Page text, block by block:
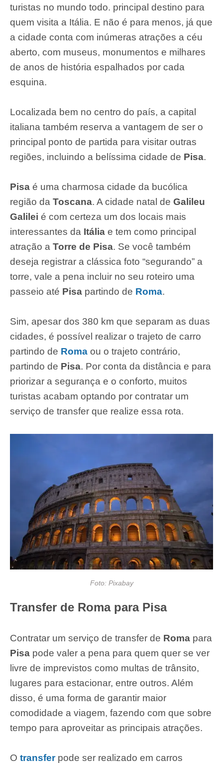
turistas no mundo todo. principal destino para
quem visita a Itália. E não é para menos, já que
a cidade conta com inúmeras atrações a céu
aberto, com museus, monumentos e milhares
de anos de história espalhados por cada
esquina.
Localizada bem no centro do país, a capital
italiana também reserva a vantagem de ser o
principal ponto de partida para visitar outras
regiões, incluindo a belíssima cidade de Pisa.
Pisa é uma charmosa cidade da bucólica
região da Toscana. A cidade natal de Galileu
Galilei é com certeza um dos locais mais
interessantes da Itália e tem como principal
atração a Torre de Pisa. Se você também
deseja registrar a clássica foto “segurando” a
torre, vale a pena incluir no seu roteiro uma
passeio até Pisa partindo de Roma.
Sim, apesar dos 380 km que separam as duas
cidades, é possível realizar o trajeto de carro
partindo de Roma ou o trajeto contrário,
partindo de Pisa. Por conta da distância e para
priorizar a segurança e o conforto, muitos
turistas acabam optando por contratar um
serviço de transfer que realize essa rota.
Foto: Pixabay
Transfer de Roma para Pisa
Contratar um serviço de transfer de Roma para
Pisa pode valer a pena para quem quer se ver
livre de imprevistos como multas de trânsito,
lugares para estacionar, entre outros. Além
disso, é uma forma de garantir maior
comodidade a viagem, fazendo com que sobre
tempo para aproveitar as principais atrações.
O transfer pode ser realizado em carros